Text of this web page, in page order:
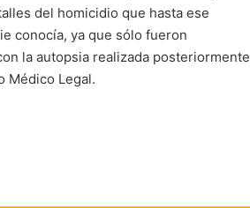
del homicidio que hasta ese
conocía, ya que sólo fueron
la autopsia realizada posteriormente
Médico Legal.